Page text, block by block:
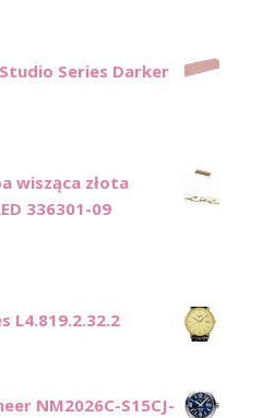
Series Darker
wisząca złota
336301-09
L4.819.2.32.2
NM2026C-S15CJ-